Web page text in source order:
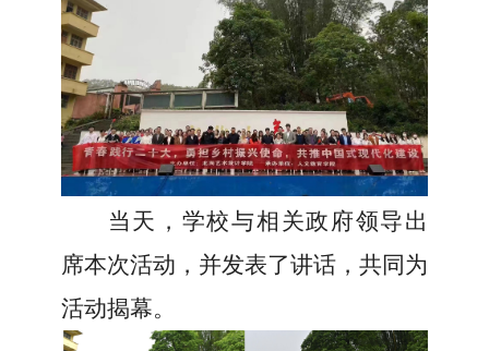
当天，学校与相关政府领导出
席本次活动 ， 并发表了讲话 ， 共同为
活动揭幕。